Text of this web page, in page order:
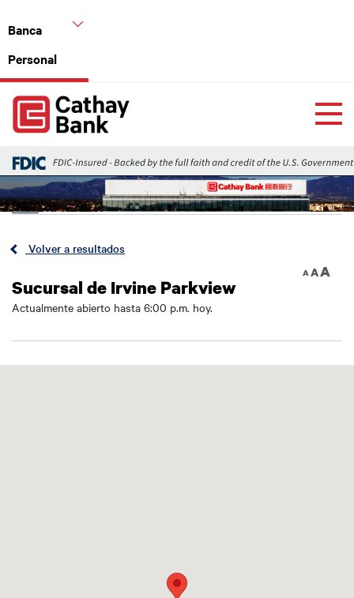
Banca
Personal
Global Header Hierarchy Menu
Home
Back
Volver a resultados
Sucursal de Irvine Parkview
Actualmente abierto hasta 6:00 p.m. hoy.
A
A A